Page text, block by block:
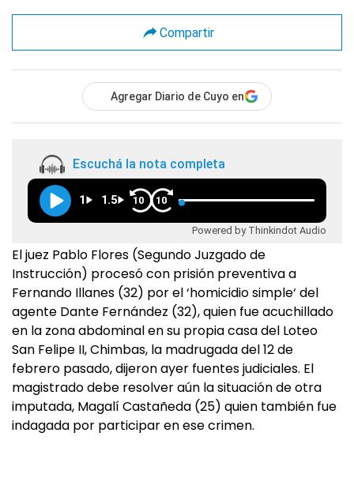
Compartir
Agregar Diario de Cuyo en
Escuchá la nota completa
1 1.5 10 10
Powered by Thinkindot Audio
El juez Pablo Flores (Segundo Juzgado de
Instrucción) procesó con prisión preventiva a
Fernando Illanes (32) por el ‘homicidio simple‘ del
agente Dante Fernández (32), quien fue acuchillado
en la zona abdominal en su propia casa del Loteo
San Felipe II, Chimbas, la madrugada del 12 de
febrero pasado, dijeron ayer fuentes judiciales. El
magistrado debe resolver aún la situación de otra
imputada, Magalí Castañeda (25) quien también fue
indagada por participar en ese crimen.